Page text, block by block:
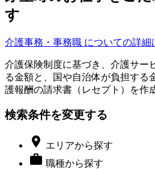
す
介護事務・事務職 についての詳細
介護保険制度に基づき、介護サー
る金額と、国や自治体が負担する
護報酬の請求書（レセプト）を作
検索条件を変更する
 エリアから探す
 職種から探す